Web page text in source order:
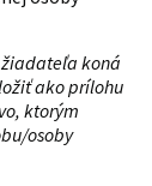
koná
ako prílohu
ktorým
osoby